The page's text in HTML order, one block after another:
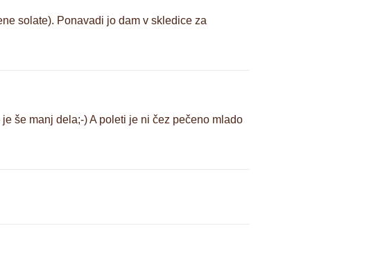
solate). Ponavadi jo dam v skledice za
še manj dela;-) A poleti je ni čez pečeno mlado